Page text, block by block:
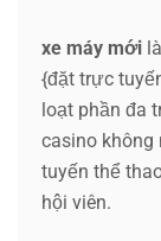
xe máy mới
{đặt trực
loạt phần đa
casino
tuyến thể
hội viên.